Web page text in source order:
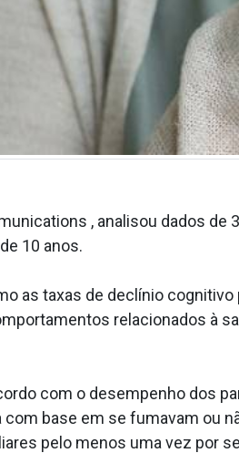
, analisou dados
10 anos.
as taxas de declínio
relacionados à
com o desempenho dos
base em se fumavam ou
pelo menos uma vez por